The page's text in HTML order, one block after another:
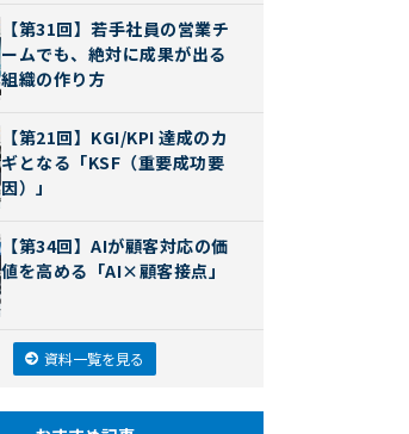
【第31回】若手社員の営業チ
ームでも、絶対に成果が出る
組織の作り方
【第21回】KGI/KPI 達成のカ
ギとなる「KSF（重要成功要
因）」
【第34回】AIが顧客対応の価
値を高める「AI×顧客接点」
資料一覧を見る